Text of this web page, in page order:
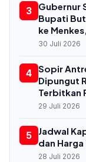
3
Gubernur
Bupati
ke
30 Juli 2026
4 Sopir
Dipungut
Terbitkan
29 Juli 2026
5
Jadwal
dan
28 Juli 2026